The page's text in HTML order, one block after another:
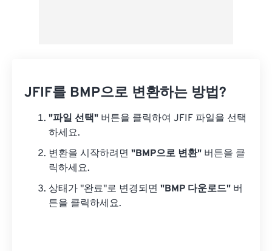
JFIF를 BMP으로 변환하는 방법?
"파일 선택" 버튼을 클릭하여 JFIF 파일을 선택
하세요.
변환을 시작하려면 "BMP으로 변환" 버튼을 클
릭하세요.
상태가 "완료"로 변경되면 "BMP 다운로드" 버
튼을 클릭하세요.